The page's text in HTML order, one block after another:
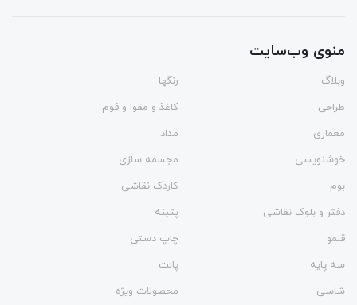
منوی وب‌سایت
وبلاگ
رنگها
طراحی
کاغذ و مقوا و فوم
معماری
مداد
خوشنویسی
مجسمه سازی
بوم
کاردک نقاشی
دفتر و بلوک نقاشی
پتینه
قلمو
چاپ دستی
سه پایه
پالت
شاسی
محصولات ویژه